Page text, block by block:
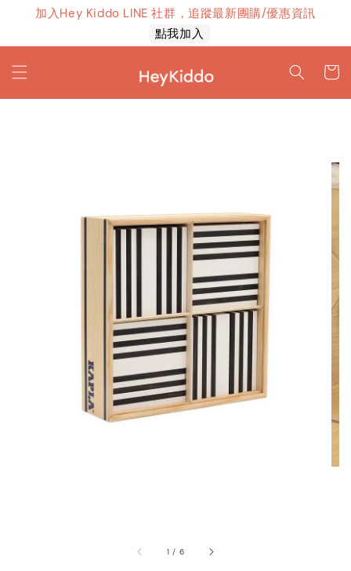
加入Hey Kiddo LINE 社群，追蹤最新團購/優惠資訊
點我加入
1 / 6